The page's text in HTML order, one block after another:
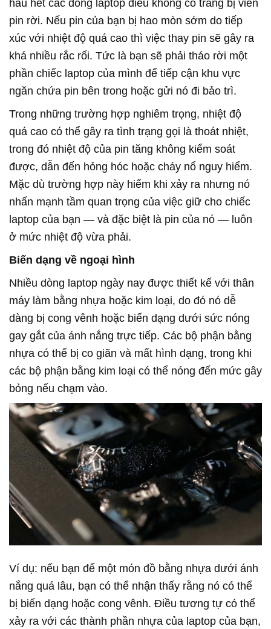
hầu hết các dòng laptop điều không có trang bị viên
pin rời. Nếu pin của bạn bị hao mòn sớm do tiếp
xúc với nhiệt độ quá cao thì việc thay pin sẽ gây ra
khá nhiều rắc rối. Tức là bạn sẽ phải tháo rời một
phần chiếc laptop của mình để tiếp cận khu vực
ngăn chứa pin bên trong hoặc gửi nó đi bảo trì.
Trong những trường hợp nghiêm trọng, nhiệt độ
quá cao có thể gây ra tình trạng gọi là thoát nhiệt,
trong đó nhiệt độ của pin tăng không kiểm soát
được, dẫn đến hỏng hóc hoặc cháy nổ nguy hiểm.
Mặc dù trường hợp này hiếm khi xảy ra nhưng nó
nhấn mạnh tầm quan trọng của việc giữ cho chiếc
laptop của bạn — và đặc biệt là pin của nó — luôn
ở mức nhiệt độ vừa phải.
Biến dạng về ngoại hình
Nhiều dòng laptop ngày nay được thiết kế với thân
máy làm bằng nhựa hoặc kim loại, do đó nó dễ
dàng bị cong vênh hoặc biến dạng dưới sức nóng
gay gắt của ánh nắng trực tiếp. Các bộ phận bằng
nhựa có thể bị co giãn và mất hình dạng, trong khi
các bộ phận bằng kim loại có thể nóng đến mức gây
bỏng nếu chạm vào.
Ví dụ: nếu bạn để một món đồ bằng nhựa dưới ánh
nắng quá lâu, bạn có thể nhận thấy rằng nó có thể
bị biến dạng hoặc cong vênh. Điều tương tự có thể
xảy ra với các thành phần nhựa của laptop của bạn,